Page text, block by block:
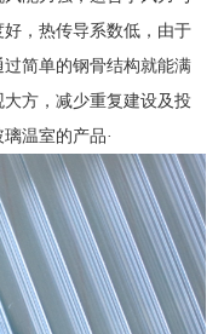
，热传导系数低，由于
简单的钢骨结构就能满
方，减少重复建设及投
温室的产品·